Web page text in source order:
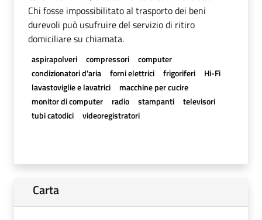
Chi fosse impossibilitato al trasporto dei beni
durevoli può usufruire del servizio di ritiro
domiciliare su chiamata.
aspirapolveri compressori
computer
condizionatori d'aria
forni elettrici frigoriferi
Hi-Fi
lavastoviglie e lavatrici
macchine per cucire
monitor di computer
radio stampanti
televisori
tubi catodici
videoregistratori
Carta